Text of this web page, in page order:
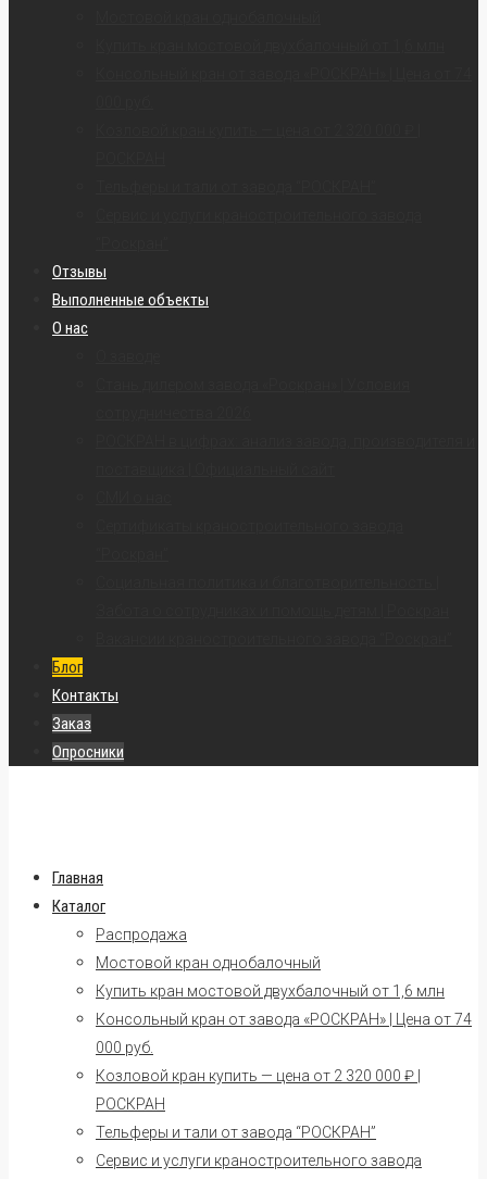
Отзывы
Выполненные объекты
О нас
Блог
Контакты
Заказ
Опросники
Главная
Каталог
Распродажа
Мостовой кран однобалочный
Купить кран мостовой двухбалочный от 1,6 млн
Консольный кран от завода «РОСКРАН» | Цена от 74
000 руб.
Козловой кран купить — цена от 2 320 000 ₽ |
РОСКРАН
Тельферы и тали от завода “РОСКРАН”
Сервис и услуги краностроительного завода